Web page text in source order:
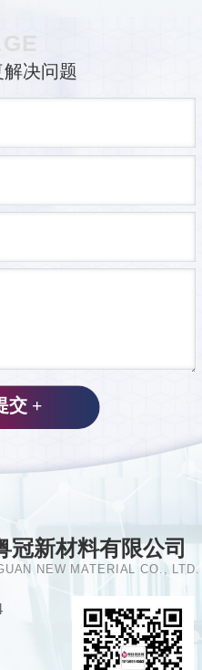
决问题
冠新材料有限公司
NEW MATERIAL CO., LTD.